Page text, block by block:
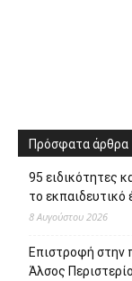
Πρόσφατα άρθρα
95 ειδικότητες
το
8 Αυγούστου 2026
Επιστροφή στην
Άλσος